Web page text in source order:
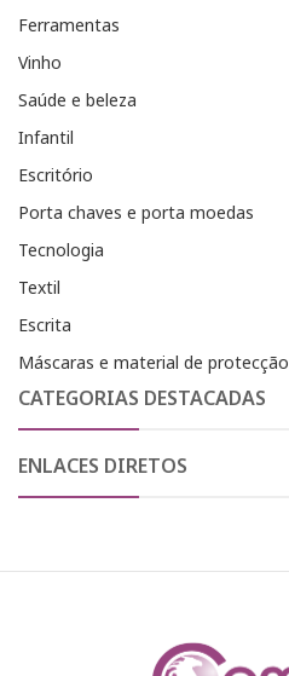
Ferramentas
Vinho
Saúde e beleza
Infantil
Escritório
Porta chaves e porta moedas
Tecnologia
Textil
Escrita
Máscaras e material de protecção
CATEGORIAS DESTACADAS
ENLACES DIRETOS